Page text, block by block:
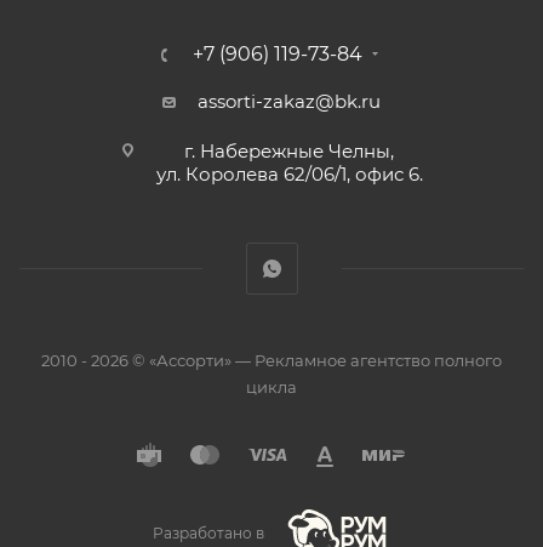
+7 (906) 119-73-84
assorti-zakaz@bk.ru
г. Набережные Челны,
ул. Королева 62/06/1, офис 6.
2010 - 2026 © «Ассорти» — Рекламное агентство полного
цикла
Разработано в